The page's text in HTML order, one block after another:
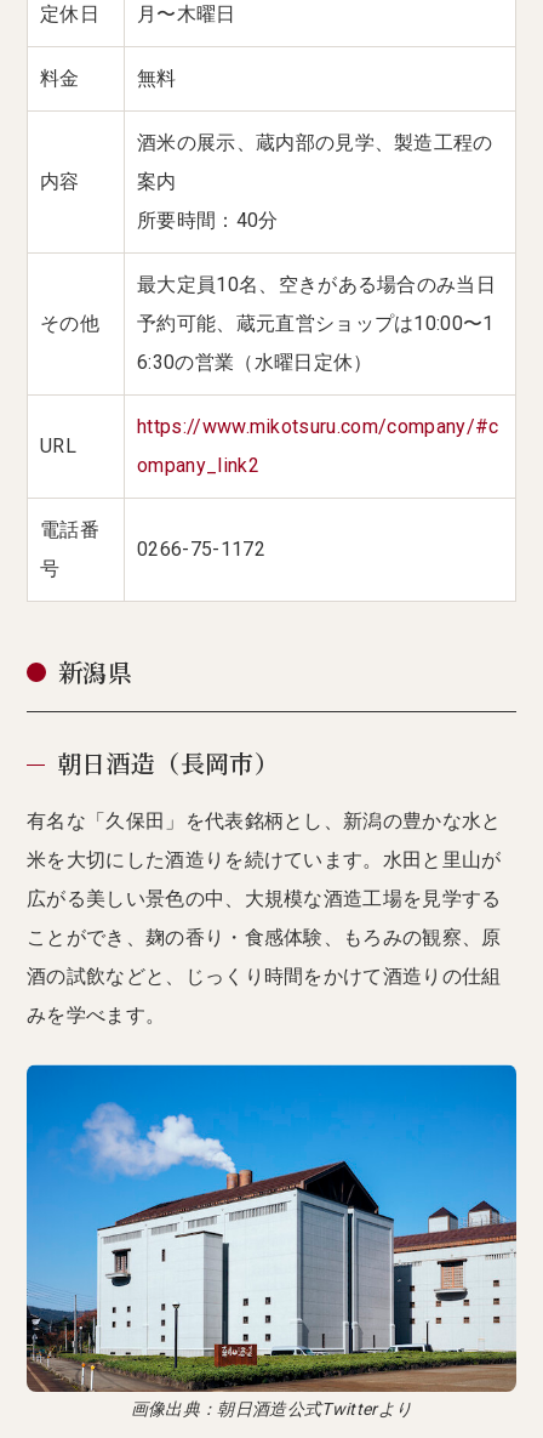
定休日 月〜木曜日
料金 無料
内容
酒米の展示、蔵内部の見学、製造工程の
案内
所要時間：40分
その他
最大定員10名、空きがある場合のみ当日
予約可能、蔵元直営ショップは10:00〜1
6:30の営業（水曜日定休）
URL
https://www.mikotsuru.com/company/#c
ompany_link2
電話番
号
0266-75-1172
新潟県
朝日酒造（長岡市）
有名な「久保田」を代表銘柄とし、新潟の豊かな水と
米を大切にした酒造りを続けています。水田と里山が
広がる美しい景色の中、大規模な酒造工場を見学する
ことができ、麹の香り・食感体験、もろみの観察、原
酒の試飲などと、じっくり時間をかけて酒造りの仕組
みを学べます。
画像出典：朝日酒造公式Twitterより